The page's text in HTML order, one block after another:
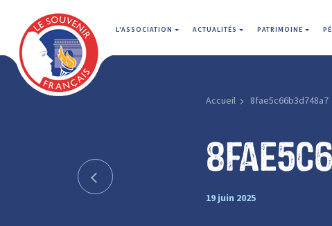
L'ASSOCIATION ACTUALITÉS PATRIMOINE
Accueil 8fae5c66b3d748a7
19 juin 2025